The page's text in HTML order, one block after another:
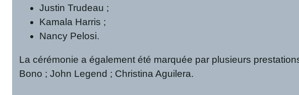
Justin Trudeau ;
Kamala Harris ;
Nancy Pelosi.
La cérémonie a également été marquée par plusieurs
Bono ; John Legend ; Christina Aguilera.